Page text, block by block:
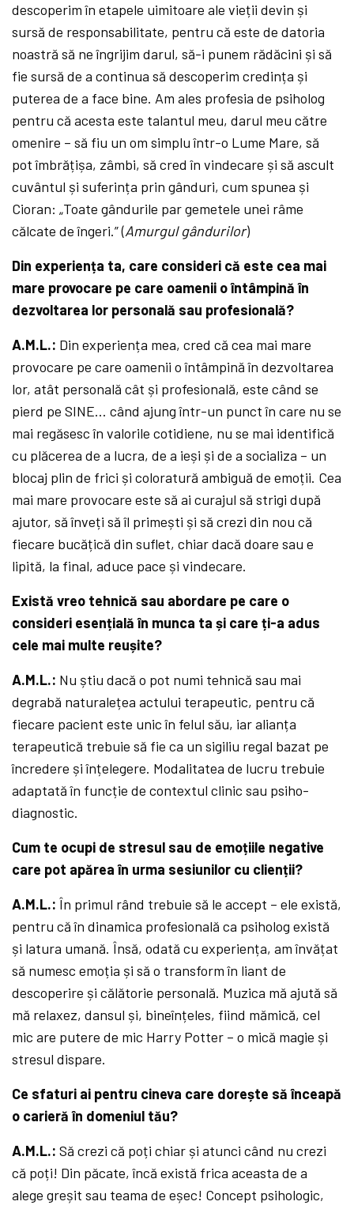
descoperim în etapele uimitoare ale vieții devin și
sursă de responsabilitate, pentru că este de datoria
noastră să ne îngrijim darul, să-i punem rădăcini și să
fie sursă de a continua să descoperim credința și
puterea de a face bine. Am ales profesia de psiholog
pentru că acesta este talantul meu, darul meu către
omenire – să fiu un om simplu într-o Lume Mare, să
pot îmbrățișa, zâmbi, să cred în vindecare și să ascult
cuvântul și suferința prin gânduri, cum spunea și
Cioran: „Toate gândurile par gemetele unei râme
călcate de îngeri.” (Amurgul gândurilor)
Din experiența ta, care consideri că este cea mai
mare provocare pe care oamenii o întâmpină în
dezvoltarea lor personală sau profesională?
A.M.L.: Din experiența mea, cred că cea mai mare
provocare pe care oamenii o întâmpină în dezvoltarea
lor, atât personală cât și profesională, este când se
pierd pe SINE… când ajung într-un punct în care nu se
mai regăsesc în valorile cotidiene, nu se mai identifică
cu plăcerea de a lucra, de a ieși și de a socializa – un
blocaj plin de frici și coloratură ambiguă de emoții. Cea
mai mare provocare este să ai curajul să strigi după
ajutor, să înveți să îl primești și să crezi din nou că
fiecare bucățică din suflet, chiar dacă doare sau e
lipită, la final, aduce pace și vindecare.
Există vreo tehnică sau abordare pe care o
consideri esențială în munca ta și care ți-a adus
cele mai multe reușite?
A.M.L.: Nu știu dacă o pot numi tehnică sau mai
degrabă naturalețea actului terapeutic, pentru că
fiecare pacient este unic în felul său, iar alianța
terapeutică trebuie să fie ca un sigiliu regal bazat pe
încredere și înțelegere. Modalitatea de lucru trebuie
adaptată în funcție de contextul clinic sau psiho-
diagnostic.
Cum te ocupi de stresul sau de emoțiile negative
care pot apărea în urma sesiunilor cu clienții?
A.M.L.: În primul rând trebuie să le accept – ele există,
pentru că în dinamica profesională ca psiholog există
și latura umană. Însă, odată cu experiența, am învățat
să numesc emoția și să o transform în liant de
descoperire și călătorie personală. Muzica mă ajută să
mă relaxez, dansul și, bineînțeles, fiind mămică, cel
mic are putere de mic Harry Potter – o mică magie și
stresul dispare.
Ce sfaturi ai pentru cineva care dorește să înceapă
o carieră în domeniul tău?
A.M.L.: Să crezi că poți chiar și atunci când nu crezi
că poți! Din păcate, încă există frica aceasta de a
alege greșit sau teama de eșec! Concept psihologic,